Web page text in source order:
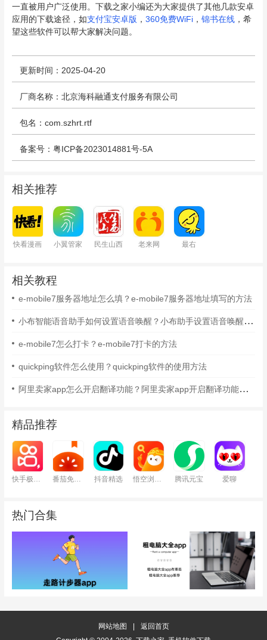
一直被用户广泛使用。下载之家小编还为大家提供了其他几款安卓
应用的下载途径，如支付宝安卓版 ， 360免费WiFi， 锦书在线，希
望这些软件可以帮大家解决问题。
更新时间：2025-04-20
厂商名称：北京海科融通支付服务有限公司
包名：com.szhrt.rtf
备案号：粤ICP备2023014881号-5A
相关推荐
快看漫画 小翼管家 民生山西 老来网 最右
相关教程
e-mobile7服务器地址怎么填？e-mobile7服务器地址填写的方法
小布智能语音助手如何设置语音唤醒？小布助手设置语音唤醒的方法
e-mobile7怎么打卡？e-mobile7打卡的方法
quickping软件怎么使用？quickping软件的使用方法
阿里卖家app怎么开启翻译功能？阿里卖家app开启翻译功能的方法
精品推荐
快手极速版 番茄免费小说 抖音精选 悟空浏览器 腾讯元宝 爱聊
热门合集
网站地图
返回首页